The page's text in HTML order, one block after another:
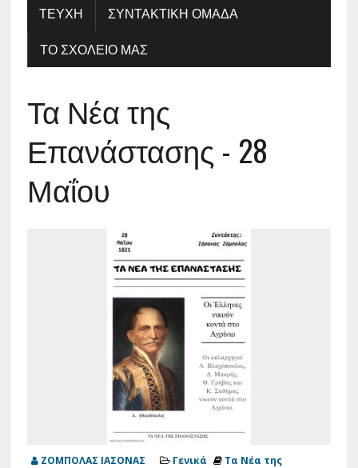
ΤΕΥΧΗ
ΣΥΝΤΑΚΤΙΚΗ ΟΜΑΔΑ
ΤΟ ΣΧΟΛΕΙΟ ΜΑΣ
Τα Νέα της
Επανάστασης - 28
Μαΐου
ΖΟΜΠΟΛΑΣ ΙΑΣΟΝΑΣ Γενικά
Τα Νέα της